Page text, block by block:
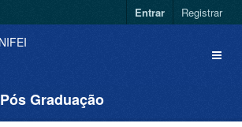
Entrar Registrar
Pós Graduação